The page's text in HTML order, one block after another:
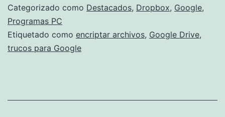
Categorizado como Destacados, Dropbox, Google,
Programas PC
Etiquetado como encriptar archivos, Google Drive,
trucos para Google